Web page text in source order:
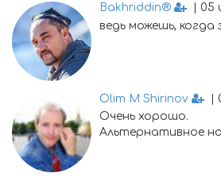
Bakhriddin®
| 05
ведь можешь, когда
Olim M Shirinov
|
Очень хорошо.
Альтернативное